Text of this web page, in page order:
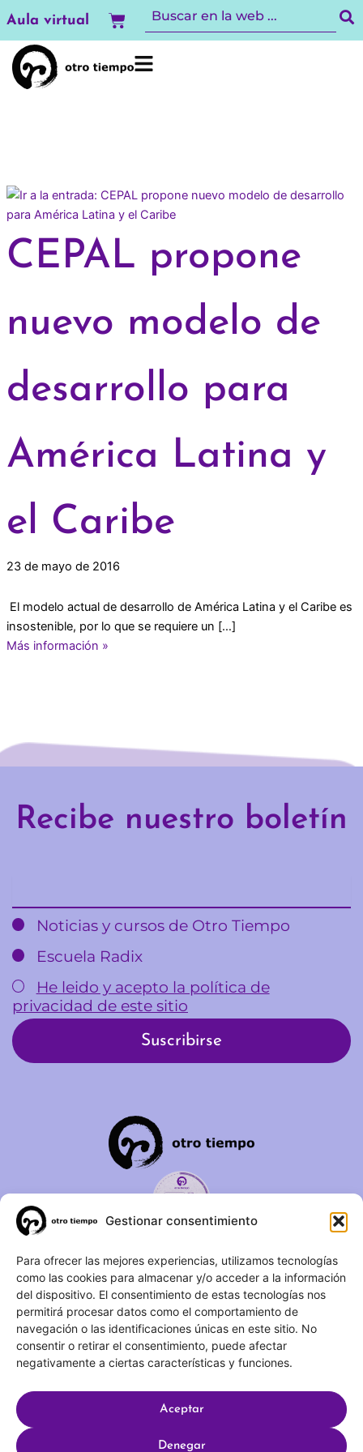
Gestionar consentimiento
Para ofrecer las mejores experiencias, utilizamos tecnologías
como las cookies para almacenar y/o acceder a la información
del dispositivo. El consentimiento de estas tecnologías nos
permitirá procesar datos como el comportamiento de
navegación o las identificaciones únicas en este sitio. No
consentir o retirar el consentimiento, puede afectar
negativamente a ciertas características y funciones.
Aceptar
Denegar
al
contenido
Aula virtual Carrito
CEPAL propone
nuevo modelo de
desarrollo para
América Latina y
el Caribe
23 de mayo de 2016
­ El modelo actual de desarrollo de América Latina y el Caribe es
insostenible, por lo que se requiere un […]
Más información »
Recibe nuestro boletín
Noticias y cursos de Otro Tiempo
Escuela Radix
He leido y acepto la política de
privacidad de este sitio
C/ Duque de Fernán Núñez,
2 – 1ºA 28012 – Madrid
(+34) 623 183 283
info@otrotiempo.org
Hecho con por SocialCo © 2025 Otro Tiempo